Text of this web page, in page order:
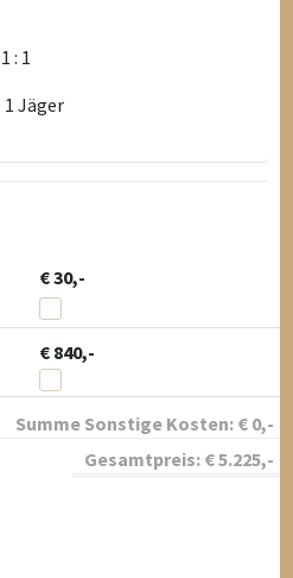
1 : 1
Jäger
€ 30,-
€ 840,-
Summe Sonstige Kosten: € 0,-
Gesamtpreis: €5.225,-